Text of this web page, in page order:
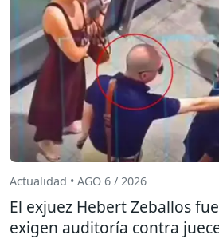
Actualidad • AGO 6 / 2026
El exjuez Hebert Zeballos
exigen auditoría contra